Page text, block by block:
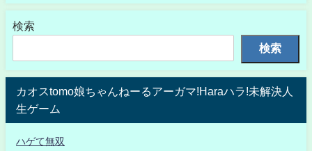
検索
検索
カオスtomo娘ちゃんねーるアーガマ!Haraハラ!未解決人
生ゲーム
ハゲて無双